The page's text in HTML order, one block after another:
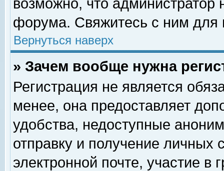
возможно, что
форума. Свяжитесь с ним для
Вернуться наверх
» Зачем вообще нужна
Регистрация не является
менее, она предоставляет
удобства, недоступные
отправку и получение личных
электронной почте, участие в